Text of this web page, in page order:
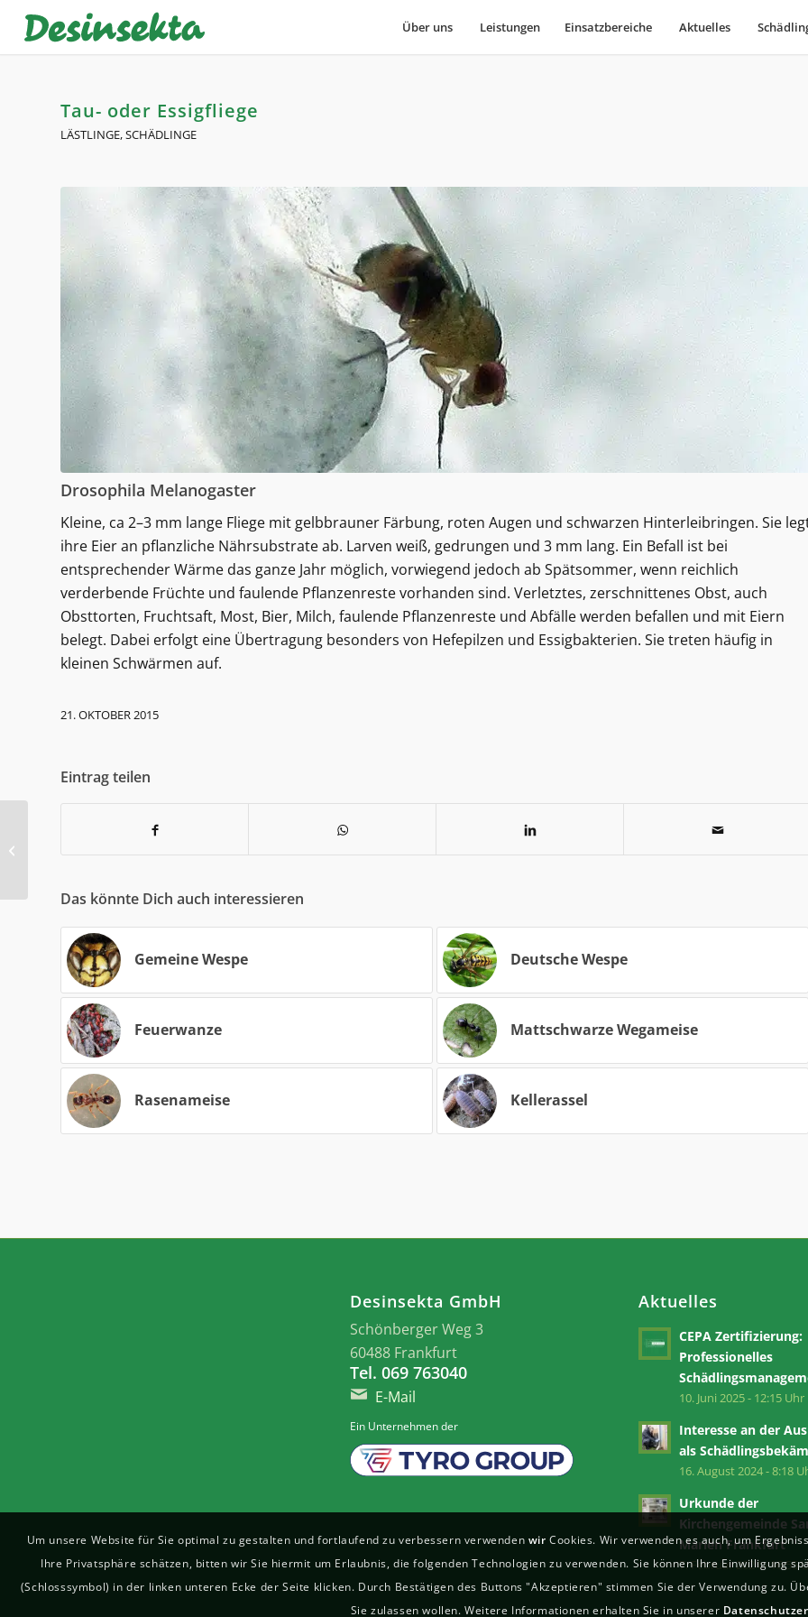
Über uns Leistungen Einsatzbereiche Aktuelles
Tau- oder Essigfliege
LÄSTLINGE,SCHÄDLINGE
Drosophila Melanogaster
Kleine, ca 2–3 mm lange Fliege mit gelbbrauner Färbung, roten Augen und schwarzen Hinterleibringen. Sie
ihre Eier an pflanzliche Nährsubstrate ab. Larven weiß, gedrungen und 3 mm lang. Ein Befall ist bei
entsprechender Wärme das ganze Jahr möglich, vorwiegend jedoch ab Spätsommer, wenn reichlich
verderbende Früchte und faulende Pflanzenreste vorhanden sind. Verletztes, zerschnittenes Obst, auch
Obsttorten, Fruchtsaft, Most, Bier, Milch, faulende Pflanzenreste und Abfälle werden befallen und mit Eiern
belegt. Dabei erfolgt eine Übertragung besonders von Hefepilzen und Essigbakterien. Sie treten häufig in
kleinen Schwärmen auf.
21. OKTOBER 2015
Eintrag teilen
Das könnte Dich auch interessieren
Gemeine Wespe Deutsche Wespe
Feuerwanze Mattschwarze Wegameise
Rasenameise Kellerassel
Desinsekta GmbH
Schönberger Weg 3
60488 Frankfurt
Tel. 069 763040
E-Mail
Ein Unternehmen der
Aktuelles
CEPA Zertifizierung:
Professionelles
10. Juni 2025 - 12:15 Uhr
Interesse an der
als
16. August 2024 - 8:18
Urkunde der
Kirchengemeinde
Marien Frankfurt
7. Februar 2024 - 16:55
Wegameise
Um unsere Website für Sie optimal zu gestalten und fortlaufend zu verbessern verwenden wir Cookies. Wir verwenden es auch, um
Ihre Privatsphäre schätzen, bitten wir Sie hiermit um Erlaubnis, die folgenden Technologien zu verwenden. Sie können Ihre Einwilligung
(Schlosssymbol) in der linken unteren Ecke der Seite klicken. Durch Bestätigen des Buttons "Akzeptieren" stimmen Sie der Verwendung zu.
Sie zulassen wollen. Weitere Informationen erhalten Sie in unserer